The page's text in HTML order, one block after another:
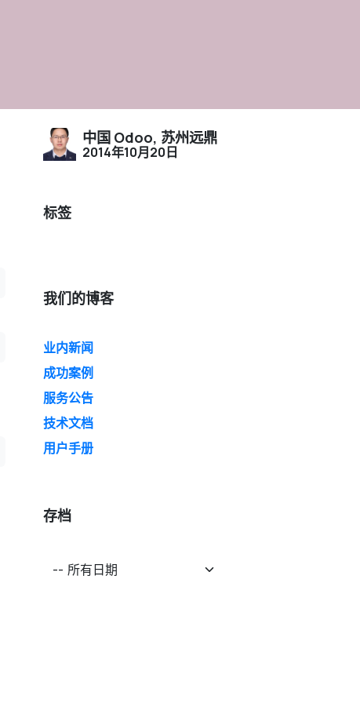
中国 Odoo, 苏州远鼎
2014年10月20日
标签
我们的博客
业内新闻
成功案例
服务公告
技术文档
用户手册
存档